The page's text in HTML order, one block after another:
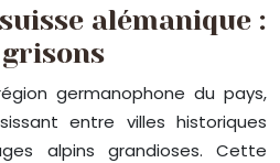
alémanique :
germanophone du pays,
entre villes historiques
alpins grandioses. Cette